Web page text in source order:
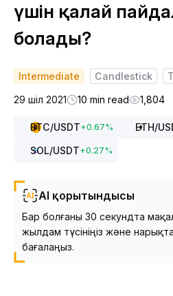
үшін қалай
болады?
Intermediate Candlestick
29 шіл 2021
10 min read 1,804
BTC/USDT+0.67% ETH/
SOL/USDT+0.27%
AI қорытындысы
Бар болғаны 30 секундта
жылдам түсініңіз және
бағалаңыз.